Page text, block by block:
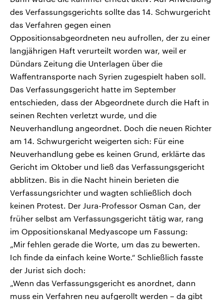
des Verfassungsgerichts sollte das 14. Schwurgericht
das Verfahren gegen einen
Oppositionsabgeordneten neu aufrollen, der zu einer
langjährigen Haft verurteilt worden war, weil er
Dündars Zeitung die Unterlagen über die
Waffentransporte nach Syrien zugespielt haben soll.
Das Verfassungsgericht hatte im September
entschieden, dass der Abgeordnete durch die Haft in
seinen Rechten verletzt wurde, und die
Neuverhandlung angeordnet. Doch die neuen Richter
am 14. Schwurgericht weigerten sich: Für eine
Neuverhandlung gebe es keinen Grund, erklärte das
Gericht im Oktober und ließ das Verfassungsgericht
abblitzen. Bis in die Nacht hinein berieten die
Verfassungsrichter und wagten schließlich doch
keinen Protest. Der Jura-Professor Osman Can, der
früher selbst am Verfassungsgericht tätig war, rang
im Oppositionskanal Medyascope um Fassung:
„Mir fehlen gerade die Worte, um das zu bewerten.
Ich finde da einfach keine Worte.“ Schließlich fasste
der Jurist sich doch:
„Wenn das Verfassungsgericht es anordnet, dann
muss ein Verfahren neu aufgerollt werden – da gibt